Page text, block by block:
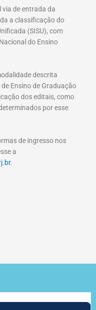
via de entrada da
a classificação do
(SISU), com
do Ensino
descrita
Ensino de Graduação
dos editais, como
por esse
de ingresso nos
a
.